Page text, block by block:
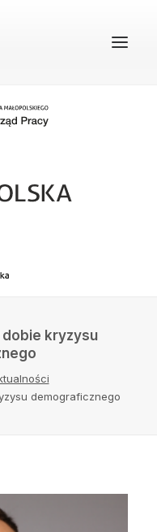
dobie kryzysu
demograficznego